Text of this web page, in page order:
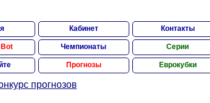
Кабинет Контакты
Чемпионаты Серии
Прогнозы Еврокубки
прогнозов